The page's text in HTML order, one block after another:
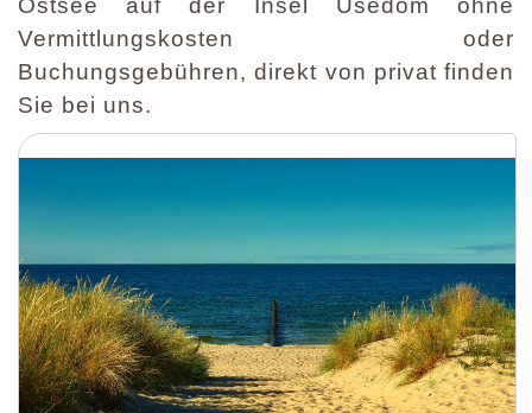
Ostsee auf der Insel Usedom ohne
Vermittlungskosten oder
Buchungsgebühren, direkt von privat finden
Sie bei uns.